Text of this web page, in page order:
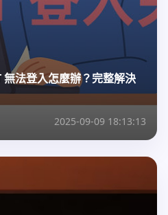
法登入怎麼辦？完整解決
2025-09-09 18:13:13